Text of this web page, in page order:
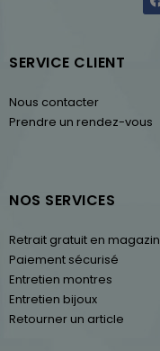
SERVICE CLIENT
Nous contacter
Prendre un rendez-vous
NOS SERVICES
Retrait gratuit en magazin
Paiement sécurisé
Entretien montres
Entretien bijoux
Retourner un article